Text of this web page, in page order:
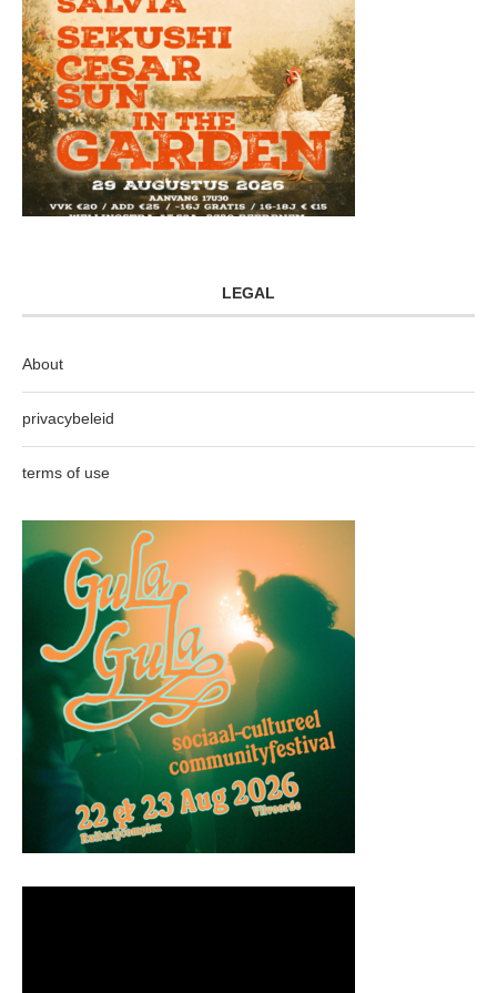
LEGAL
About
privacybeleid
terms of use